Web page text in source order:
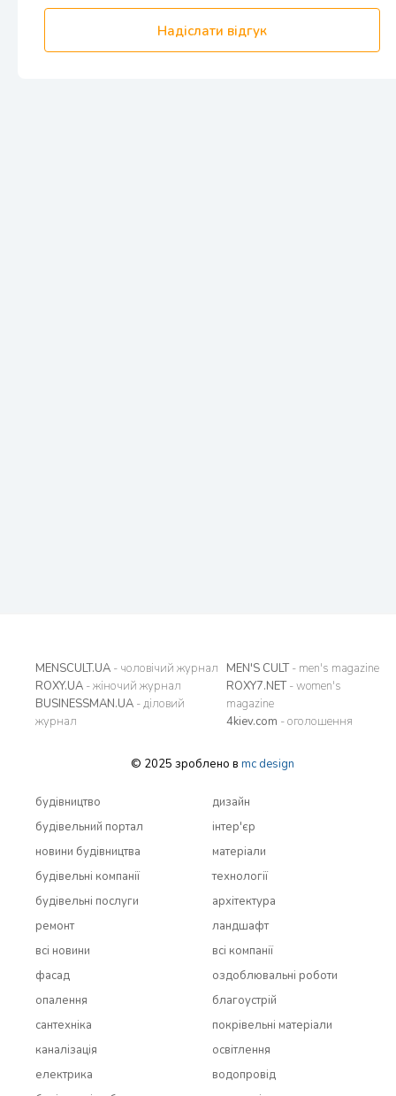
Надіслати відгук
MENSCULT.UA - чоловічий журнал
ROXY.UA - жіночий журнал
BUSINESSMAN.UA - діловий
журнал
MEN'S CULT- men's magazine
ROXY7.NET- women's
magazine
4kiev.com - оголошення
© 2025 зроблено в mc design
будівництво
будівельний портал
новини будівництва
будівельні компанії
будівельні послуги
ремонт
всi новини
дизайн
інтер'єр
матеріали
технології
архітектура
ландшафт
всi компанії
фасад
опалення
сантехніка
каналізація
електрика
оздоблювальні роботи
благоустрій
покрівельні матеріали
освітлення
водопровід